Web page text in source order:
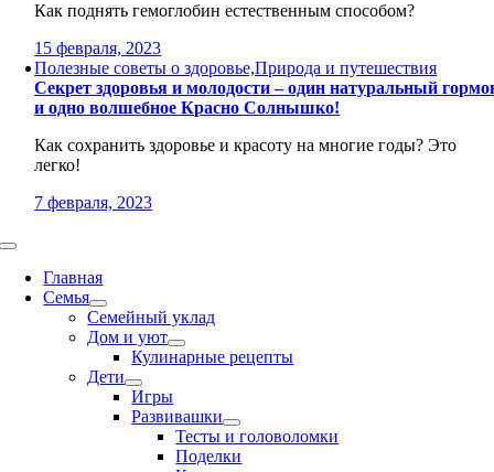
Как поднять гемоглобин естественным способом?
15 февраля, 2023
Полезные советы о здоровье,Природа и путешествия
Секрет здоровья и молодости – один натуральный
и одно волшебное Красно Солнышко!
Как сохранить здоровье и красоту на многие годы? Это
легко!
7 февраля, 2023
Toggle
NavigationГлавная
Семья
Семейный уклад
Дом и уют
Кулинарные рецепты
Дети
Игры
Развивашки
Тесты и головоломки
Поделки